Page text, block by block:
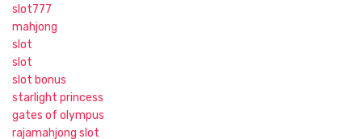
slot777
mahjong
slot
slot
slot bonus
starlight princess
gates of olympus
rajamahjong slot